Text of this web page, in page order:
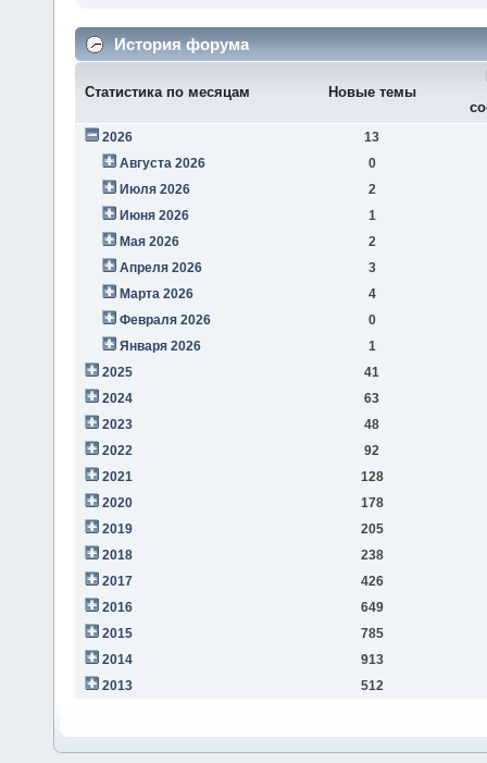
История форума
Статистика по месяцам Новые темы
2026
13
Августа 2026
0
Июля 2026
2
Июня 2026
1
Мая 2026
2
Апреля 2026
3
Марта 2026
4
Февраля 2026
0
Января 2026
1
2025
41
2024
63
2023
48
2022
92
2021
128
2020
178
2019
205
2018
238
2017
426
2016
649
2015
785
2014
913
2013
512